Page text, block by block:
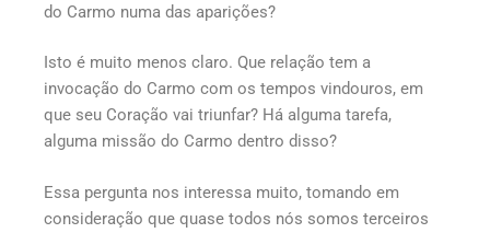
do Carmo numa das aparições?
Isto é muito menos claro. Que relação tem a
invocação do Carmo com os tempos vindouros, em
que seu Coração vai triunfar? Há alguma tarefa,
alguma missão do Carmo dentro disso?
Essa pergunta nos interessa muito, tomando em
consideração que quase todos nós somos terceiros